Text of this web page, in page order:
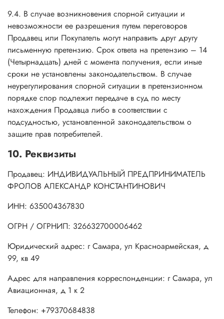
9.4. В случае возникновения спорной ситуации и
невозможности ее разрешения путем переговоров
Продавец или Покупатель могут направить друг другу
письменную претензию. Срок ответа на претензию – 14
(Четырнадцать) дней с момента получения, если иные
сроки не установлены законодательством. В случае
неурегулирования спорной ситуации в претензионном
порядке спор подлежит передаче в суд по месту
нахождения Продавца либо в соответствии с
подсудностью, установленной законодательством о
защите прав потребителей.
10. Реквизиты
Продавец: ИНДИВИДУАЛЬНЫЙ ПРЕДПРИНИМАТЕЛЬ
ФРОЛОВ АЛЕКСАНДР КОНСТАНТИНОВИЧ
ИНН: 635004367830
ОГРН / ОГРНИП: 326632700006462
Юридический адрес: г Самара, ул Красноармейская, д
99, кв 49
Адрес для направления корреспонденции: г Самара, ул
Авиационная, д 1 к 2
Телефон: +79370684838